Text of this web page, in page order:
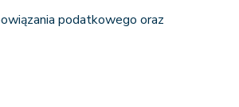
podatkowego oraz